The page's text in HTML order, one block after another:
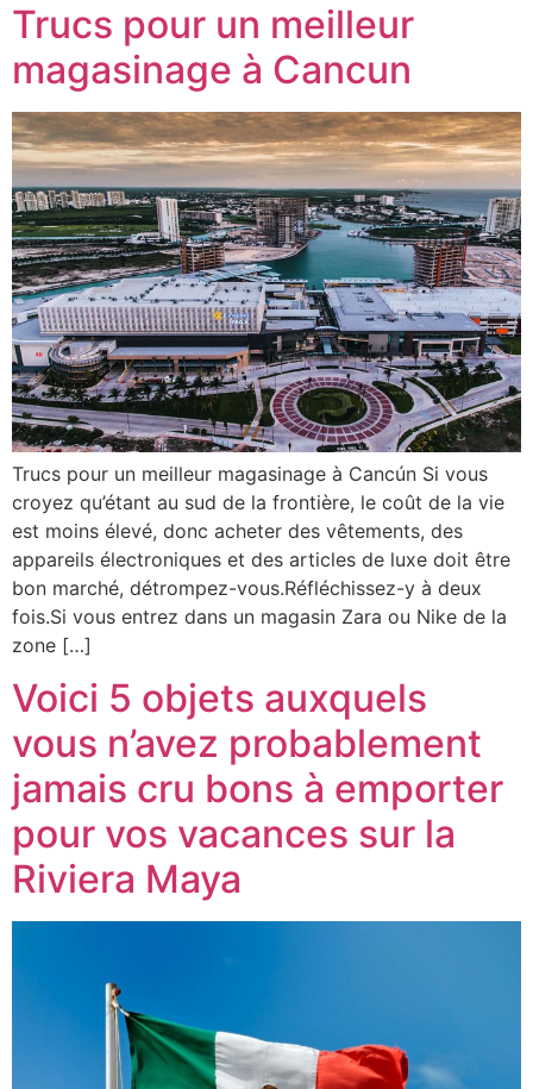
Trucs pour un meilleur
magasinage à Cancun
Trucs pour un meilleur magasinage à Cancún Si vous
croyez qu’étant au sud de la frontière, le coût de la vie
est moins élevé, donc acheter des vêtements, des
appareils électroniques et des articles de luxe doit être
bon marché, détrompez-vous.Réfléchissez-y à deux
fois.Si vous entrez dans un magasin Zara ou Nike de la
zone […]
Voici 5 objets auxquels
vous n’avez probablement
jamais cru bons à emporter
pour vos vacances sur la
Riviera Maya